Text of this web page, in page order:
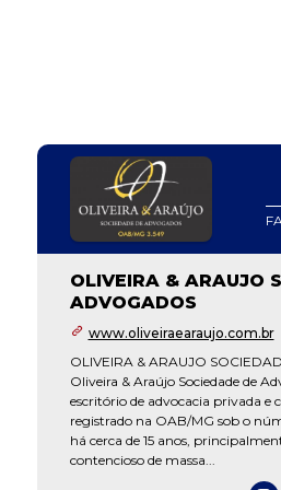
OLIVEIRA & ARAUJO
ADVOGADOS
www.oliveiraearaujo.com.br
OLIVEIRA & ARAUJO
Oliveira & Araújo Sociedade de
escritório de advocacia privada e
registrado na OAB/MG sob o
há cerca de 15 anos,
contencioso de massa...